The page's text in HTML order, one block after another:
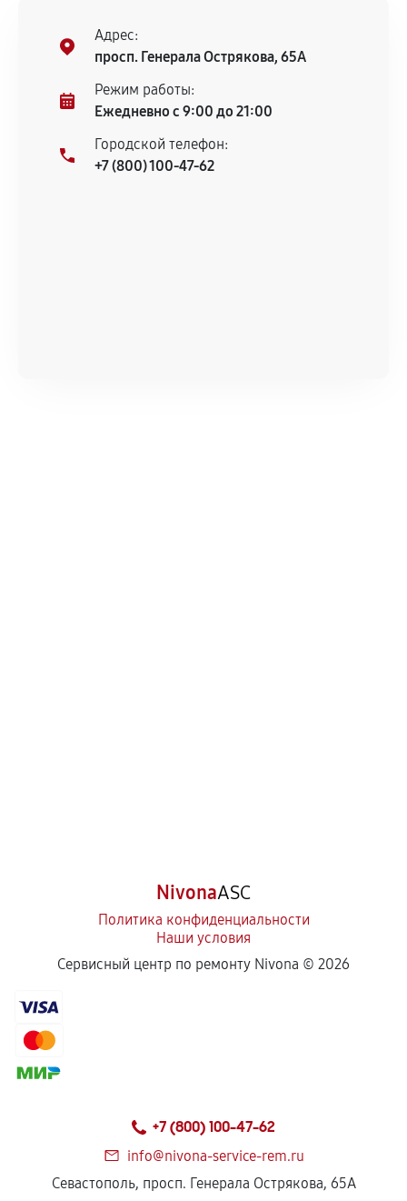
сервисный центр ответственности не несет.
Адрес:
просп. Генерала Острякова, 65А
Режим работы:
Ежедневно с 9:00 до 21:00
Городской телефон:
+7 (800) 100-47-62
NivonaASC
Политика конфиденциальности
Наши условия
Сервисный центр по ремонту Nivona © 2026
+7 (800) 100-47-62
info@nivona-service-rem.ru
Севастополь, просп. Генерала Острякова, 65А